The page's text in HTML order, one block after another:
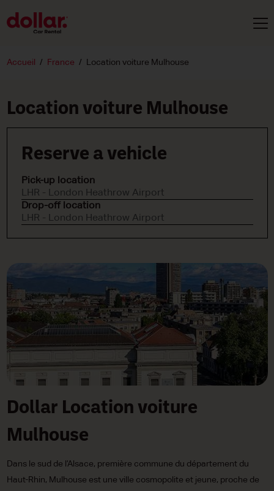
Accueil France Location voiture Mulhouse
Location voiture Mulhouse
Reserve a vehicle
Pick-up location
LHR - London Heathrow Airport
Drop-off location
LHR - London Heathrow Airport
Dollar Location voiture
Mulhouse
Dans le sud de l’Alsace, première commune du département du
Haut-Rhin, Mulhouse est une ville cosmopolite et jeune, proche de